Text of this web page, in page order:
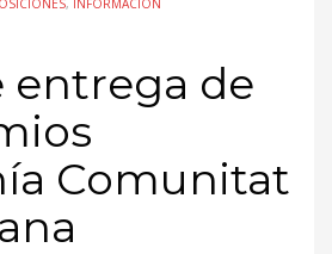
, INFORMACIÓN
entrega de
Comunitat